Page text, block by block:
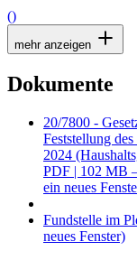
()
mehr anzeigen
Dokumente
20/7800 -
Feststellung
2024
PDF | 102 MB
ein neues
Fundstelle im
neues Fenster)